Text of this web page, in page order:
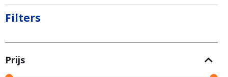
Filters
Prijs